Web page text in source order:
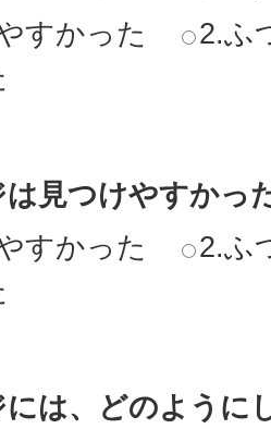
すかった
2.ふ
は見つけやすかっ
すかった
2.ふ
には、どのように